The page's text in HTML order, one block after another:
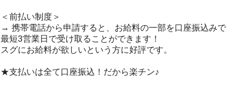
＜前払い制度＞
→ 携帯電話から申請すると、お給料の一部を口座振込みで
最短3営業日で受け取ることができます！
スグにお給料が欲しいという方に好評です。
★支払いは全て口座振込！だから楽チン♪